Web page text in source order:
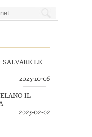
SALVARE LE
2025-10-06
IL
2025-02-02